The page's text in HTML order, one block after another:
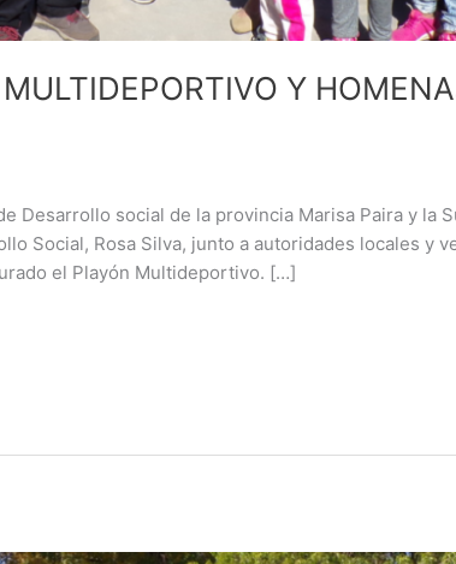
Y
Desarrollo social de la provincia Marisa Paira y la
Social, Rosa Silva, junto a autoridades locales y
el Playón Multideportivo. […]